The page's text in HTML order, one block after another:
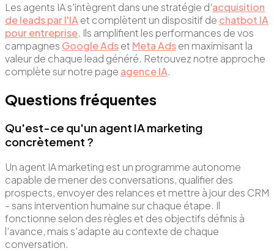
Les agents IA s'intègrent dans une stratégie d'acquisition
de leads par l'IA et complètent un dispositif de chatbot IA
pour entreprise. Ils amplifient les performances de vos
campagnes Google Adset Meta Adsen maximisant la
valeur de chaque lead généré. Retrouvez notre approche
complète sur notre page agence IA.
Questions fréquentes
Qu'est-ce qu'un agent IA marketing
concrètement ?
Un agent IA marketing est un programme autonome
capable de mener des conversations, qualifier des
prospects, envoyer des relances et mettre à jour des CRM
- sans intervention humaine sur chaque étape. Il
fonctionne selon des règles et des objectifs définis à
l'avance, mais s'adapte au contexte de chaque
conversation.